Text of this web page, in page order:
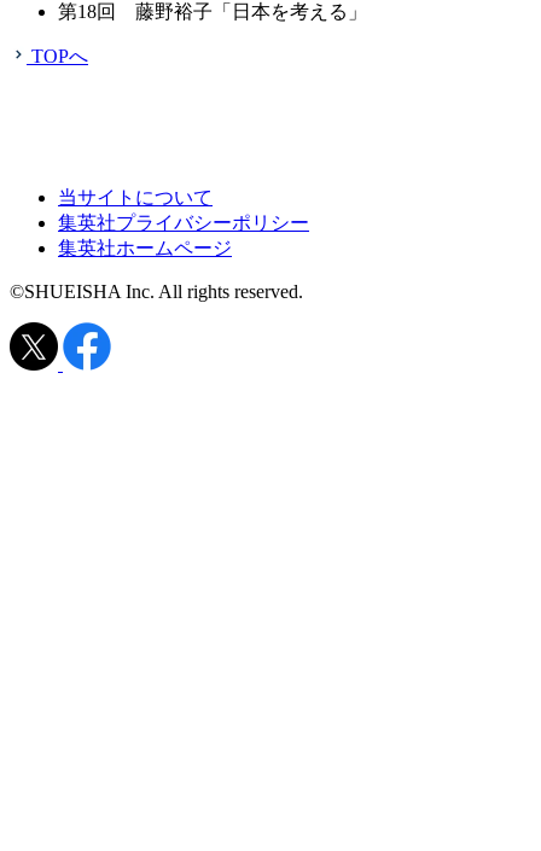
第18回 藤野裕子「日本を考える」
TOPへ
当サイトについて
集英社プライバシーポリシー
集英社ホームページ
©SHUEISHA Inc. All rights reserved.